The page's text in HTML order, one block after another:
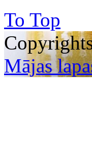
To Top
Mājas